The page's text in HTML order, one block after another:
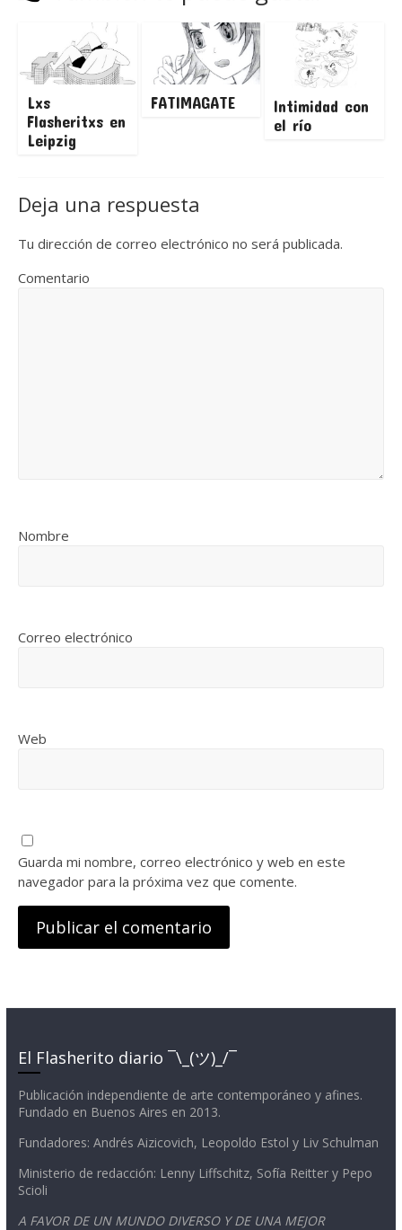
Lxs
Flasheritxs en
Leipzig
FATIMAGATE
Intimidad con
el río
Deja una respuesta
Tu dirección de correo electrónico no será publicada.
Comentario
Nombre
Correo electrónico
Web
Guarda mi nombre, correo electrónico y web en este
navegador para la próxima vez que comente.
El Flasherito diario ¯\_(ツ)_/¯
Publicación independiente de arte contemporáneo y afines.
Fundado en Buenos Aires en 2013.
Fundadores: Andrés Aizicovich, Leopoldo Estol y Liv Schulman
Ministerio de redacción: Lenny Liffschitz, Sofía Reitter y Pepo
Scioli
A FAVOR DE UN MUNDO DIVERSO Y DE UNA MEJOR